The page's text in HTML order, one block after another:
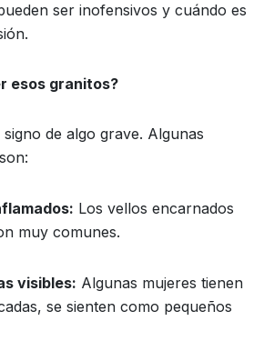
ser inofensivos y cuándo es
esos granitos?
de algo grave. Algunas
Los vellos encarnados
muy comunes.
visibles: Algunas mujeres tienen
se sienten como pequeños